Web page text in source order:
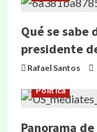
Qué se sabe
presidente
Rafael Santos
Política
Panorama